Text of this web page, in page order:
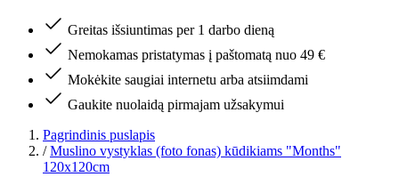
Greitas išsiuntimas per 1 darbo dieną
Nemokamas pristatymas į paštomatą nuo 49 €
Mokėkite saugiai internetu arba atsiimdami
Gaukite nuolaidą pirmajam užsakymui
Pagrindinis puslapis
/ Muslino vystyklas (foto fonas) kūdikiams "Months"
120x120cm